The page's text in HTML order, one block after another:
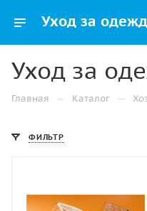
Уход за
Главная — Каталог —
ФИЛЬТР